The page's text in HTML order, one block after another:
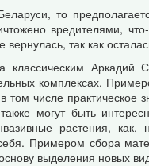
то
вредителями,
так как
классическим
комплексах.
том числе
могут быть
растения,
Примером сбора
выделения новых